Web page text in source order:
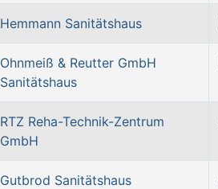
Hemmann Sanitätshaus
Ohnmeiß & Reutter GmbH
Sanitätshaus
RTZ Reha-Technik-Zentrum
GmbH
Gutbrod Sanitätshaus